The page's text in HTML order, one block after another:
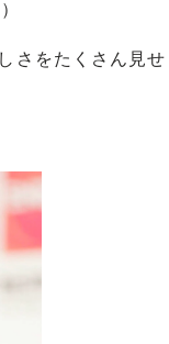
さをたくさん見せ